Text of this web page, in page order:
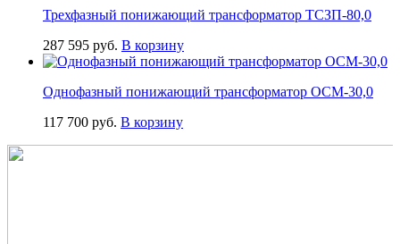
Трехфазный понижающий трансформатор ТСЗП-80,0
287 595 руб. В корзину
Однофазный понижающий трансформатор ОСМ-30,0
117 700 руб. В корзину